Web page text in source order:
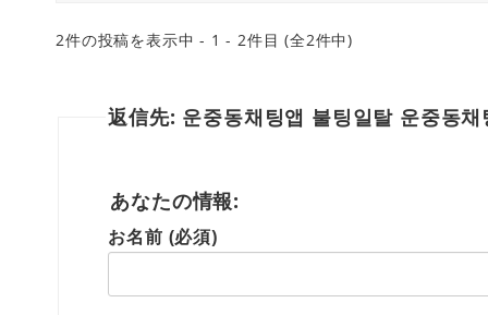
2件の投稿を表示中 - 1 - 2件目 (全2件中)
返信先: 운중동채팅앱 불팅일탈 운중동채
あなたの情報:
お名前 (必須)